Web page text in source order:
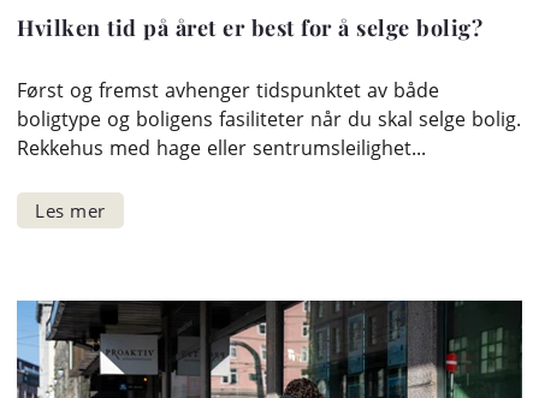
Hvilken tid på året er best for å selge bolig?
Først og fremst avhenger tidspunktet av både
boligtype og boligens fasiliteter når du skal selge bolig.
Rekkehus med hage eller sentrumsleilighet...